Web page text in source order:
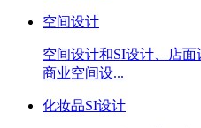
空间设计
空间设计和SI设计、店
商业空间设...
化妆品SI设计